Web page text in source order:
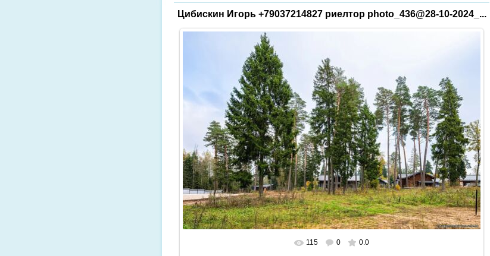
Цибискин Игорь +79037214827 риелтор photo_436@28-10-2024_...
В реальном размере 1600x1067
115 0 0.0